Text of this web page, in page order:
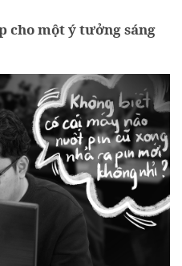
cho một ý tưởng sáng